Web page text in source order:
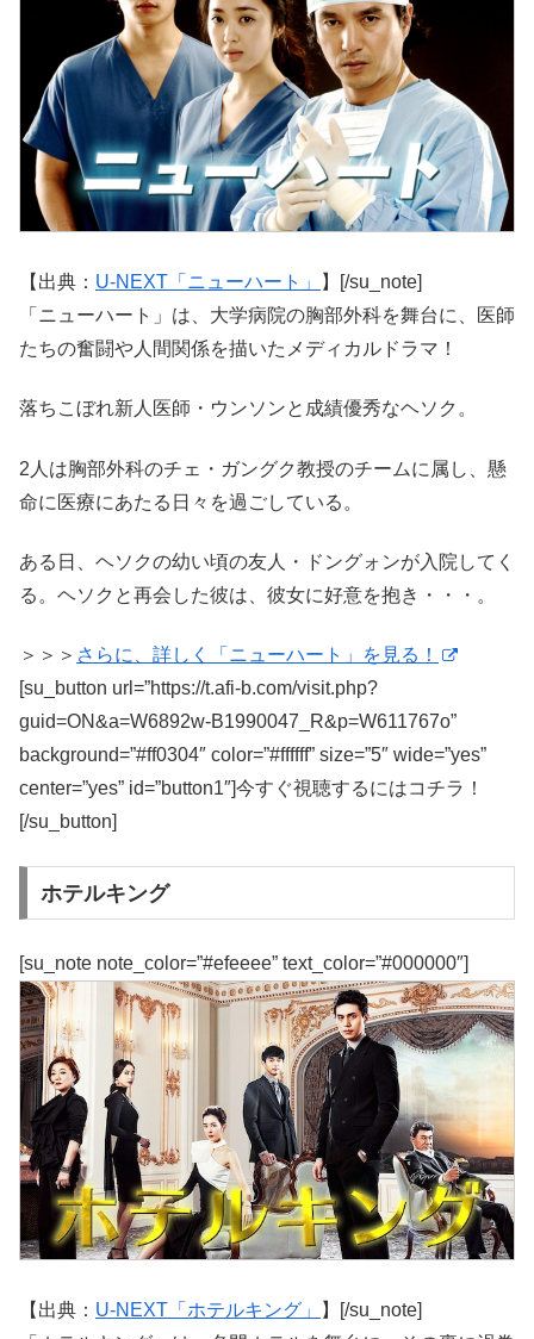
【出典： U-NEXT「ニューハート」
】[/su_note]
「ニューハート」は、大学病院の胸部外科を舞台に、医師
たちの奮闘や人間関係を描いたメディカルドラマ！
落ちこぼれ新人医師・ウンソンと成績優秀なヘソク。
2人は胸部外科のチェ・ガングク教授のチームに属し、懸
命に医療にあたる日々を過ごしている。
ある日、ヘソクの幼い頃の友人・ドングォンが入院してく
る。ヘソクと再会した彼は、彼女に好意を抱き・・・。
＞＞＞ さらに、詳しく「ニューハート」を見る！
[su_button url=”https://t.afi-b.com/visit.php?
guid=ON&a=W6892w-B1990047_R&p=W611767o”
background=”#ff0304″ color=”#ffffff” size=”5″ wide=”yes”
center=”yes” id=”button1″]今すぐ視聴するにはコチラ！
[/su_button]
ホテルキング
[su_note note_color=”#efeeee” text_color=”#000000″]
【出典： U-NEXT「ホテルキング」
】[/su_note]